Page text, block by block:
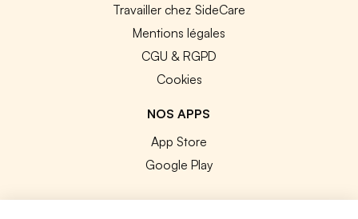
Travailler chez SideCare
Mentions légales
CGU & RGPD
Cookies
NOS APPS
App Store
Google Play